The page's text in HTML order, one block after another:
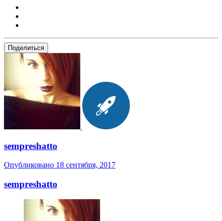
Поделиться
sempreshatto
Опубликовано 18 сентября, 2017
sempreshatto